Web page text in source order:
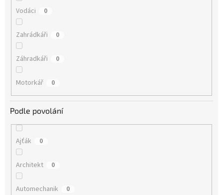
Vodáci 0
Zahrádkáři 0
Záhradkáři 0
Motorkář 0
Podle povolání
Ajťák 0
Architekt 0
Automechanik 0